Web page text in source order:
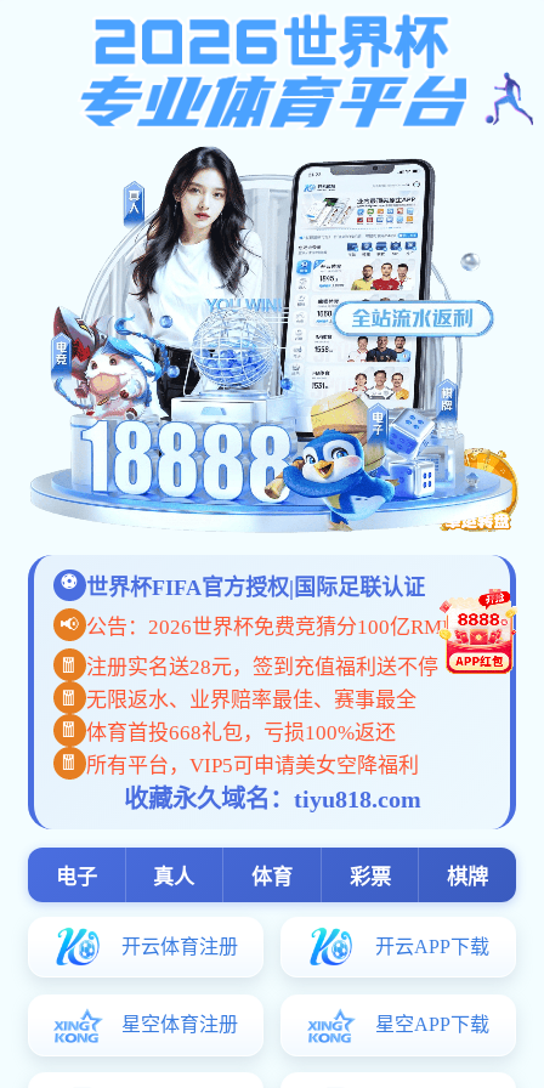
pg电子模拟器免费